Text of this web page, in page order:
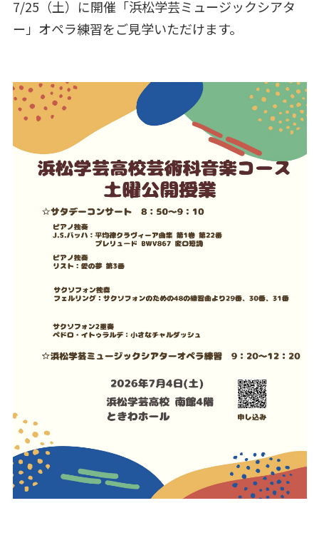
7/25（土）に開催「浜松学芸ミュージックシアタ
ー」オペラ練習をご見学いただけます。